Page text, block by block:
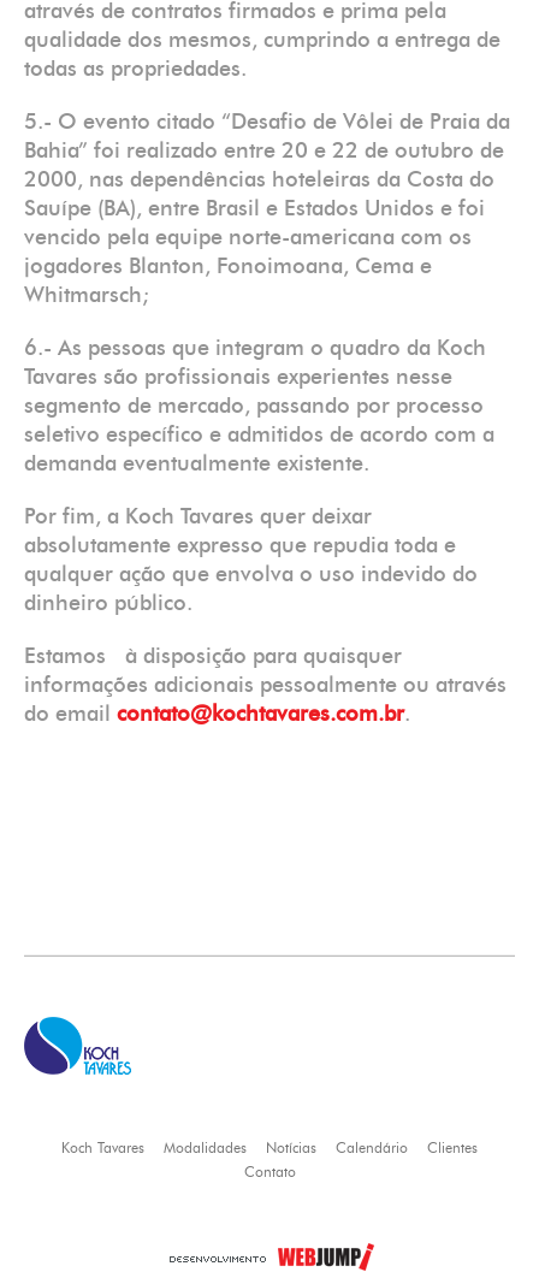
através de contratos firmados e prima pela
qualidade dos mesmos, cumprindo a entrega de
todas as propriedades.
5.- O evento citado “Desafio de Vôlei de Praia da
Bahia” foi realizado entre 20 e 22 de outubro de
2000, nas dependências hoteleiras da Costa do
Sauípe (BA), entre Brasil e Estados Unidos e foi
vencido pela equipe norte-americana com os
jogadores Blanton, Fonoimoana, Cema e
Whitmarsch;
6.- As pessoas que integram o quadro da Koch
Tavares são profissionais experientes nesse
segmento de mercado, passando por processo
seletivo específico e admitidos de acordo com a
demanda eventualmente existente.
Por fim, a Koch Tavares quer deixar
absolutamente expresso que repudia toda e
qualquer ação que envolva o uso indevido do
dinheiro público.
Estamos à disposição para quaisquer
informações adicionais pessoalmente ou através
do email contato@kochtavares.com.br.
Koch Tavares Modalidades Notícias Calendário
Clientes
Contato